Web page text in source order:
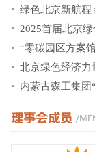
绿色北京新航
2025首届北京
“零碳园区方案
北京绿色经济力
内蒙古森工集团